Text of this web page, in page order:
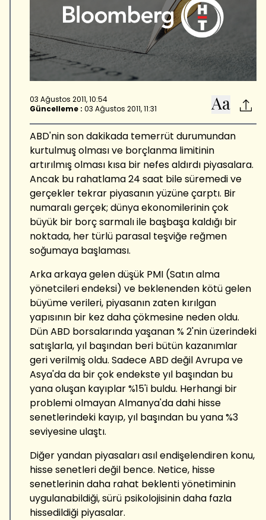
03 Ağustos 2011, 10:54
Güncelleme : 03 Ağustos 2011, 11:31
ABD'nin son dakikada temerrüt durumundan
kurtulmuş olması ve borçlanma limitinin
artırılmış olması kısa bir nefes aldırdı piyasalara.
Ancak bu rahatlama 24 saat bile süremedi ve
gerçekler tekrar piyasanın yüzüne çarptı. Bir
numaralı gerçek; dünya ekonomilerinin çok
büyük bir borç sarmalı ile başbaşa kaldığı bir
noktada, her türlü parasal teşviğe reğmen
soğumaya başlaması.
Arka arkaya gelen düşük PMI (Satın alma
yönetcileri endeksi) ve beklenenden kötü gelen
büyüme verileri, piyasanın zaten kırılgan
yapısının bir kez daha çökmesine neden oldu.
Dün ABD borsalarında yaşanan % 2'nin üzerindeki
satışlarla, yıl başından beri bütün kazanımlar
geri verilmiş oldu. Sadece ABD değil Avrupa ve
Asya'da da bir çok endekste yıl başından bu
yana oluşan kayıplar %15'i buldu. Herhangi bir
problemi olmayan Almanya'da dahi hisse
senetlerindeki kayıp, yıl başından bu yana %3
seviyesine ulaştı.
Diğer yandan piyasaları asıl endişelendiren konu,
hisse senetleri değil bence. Netice, hisse
senetlerinin daha rahat beklenti yönetiminin
uygulanabildiği, sürü psikolojisinin daha fazla
hissedildiği piyasalar.